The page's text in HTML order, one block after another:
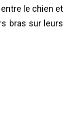
entre le chien et
bras sur leurs